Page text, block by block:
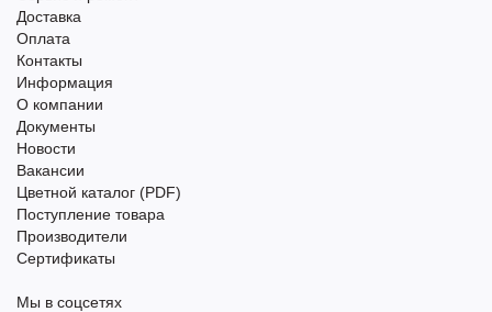
Доставка
Оплата
Контакты
Информация
О компании
Документы
Новости
Вакансии
Цветной каталог (PDF)
Поступление товара
Производители
Сертификаты
Мы в соцсетях